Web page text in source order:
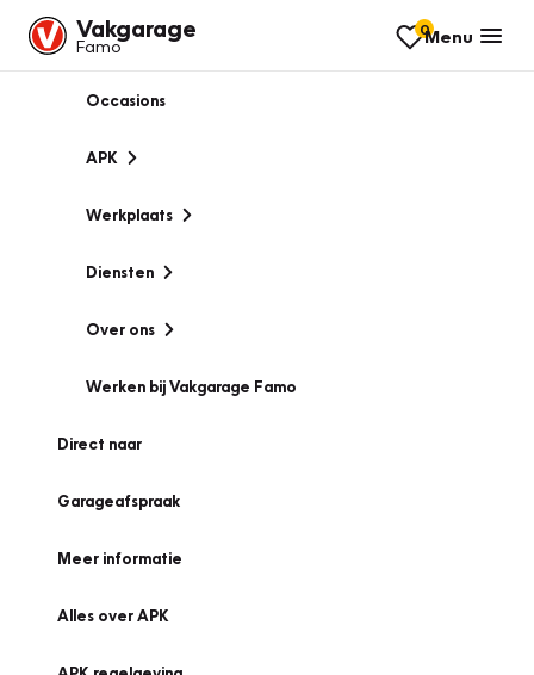
Vakgarage
Famo
0Menu
Occasions
APK
Werkplaats
Diensten
Over ons
Werken bij Vakgarage Famo
Direct naar
Garageafspraak
Meer informatie
Alles over APK